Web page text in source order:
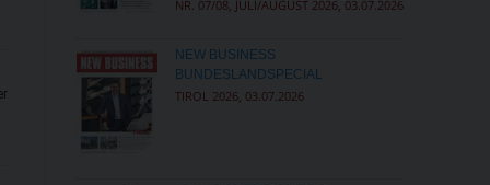
NR. 07/08, JULI/AUGUST 2026, 03.07.2026
NEW BUSINESS
BUNDESLANDSPECIAL
TIROL 2026, 03.07.2026